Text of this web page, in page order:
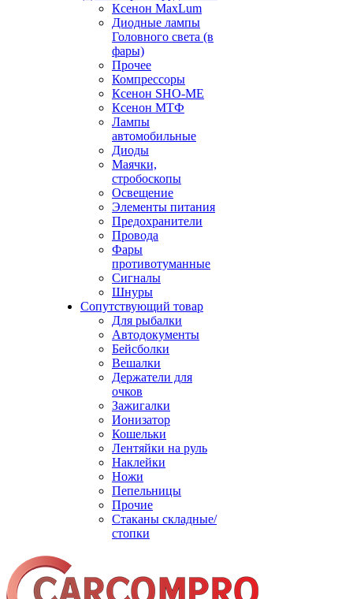
Ксенон MaxLum
Диодные лампы
Головного света (в
фары)
Прочее
Компрессоры
Ксенон SHO-ME
Ксенон МТФ
Лампы
автомобильные
Диоды
Маячки,
стробоскопы
Освещение
Элементы питания
Предохранители
Провода
Фары
противотуманные
Сигналы
Шнуры
Сопутствующий товар
Для рыбалки
Автодокументы
Бейсболки
Вешалки
Держатели для
очков
Зажигалки
Ионизатор
Кошельки
Лентяйки на руль
Наклейки
Ножи
Пепельницы
Прочие
Стаканы складные/
стопки